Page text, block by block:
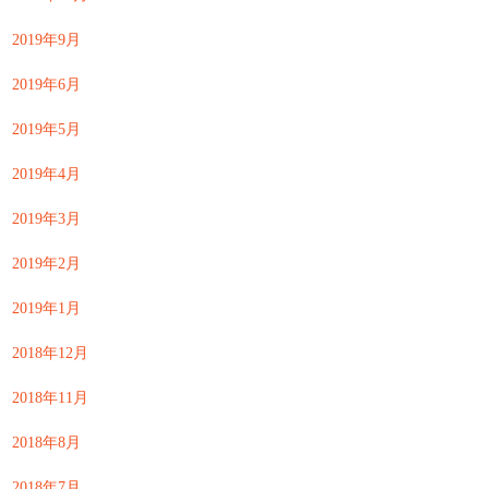
2019年9月
2019年6月
2019年5月
2019年4月
2019年3月
2019年2月
2019年1月
2018年12月
2018年11月
2018年8月